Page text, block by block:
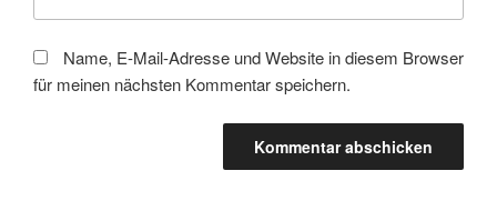
Name, E-Mail-Adresse und Website in diesem Browser
für meinen nächsten Kommentar speichern.